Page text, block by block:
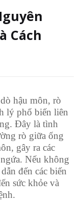
Cách
hậu môn, rò
lý phổ biến liên
Đây là tình
rò giữa ống
gây ra các
Nếu không
đến các biến
sức khỏe và